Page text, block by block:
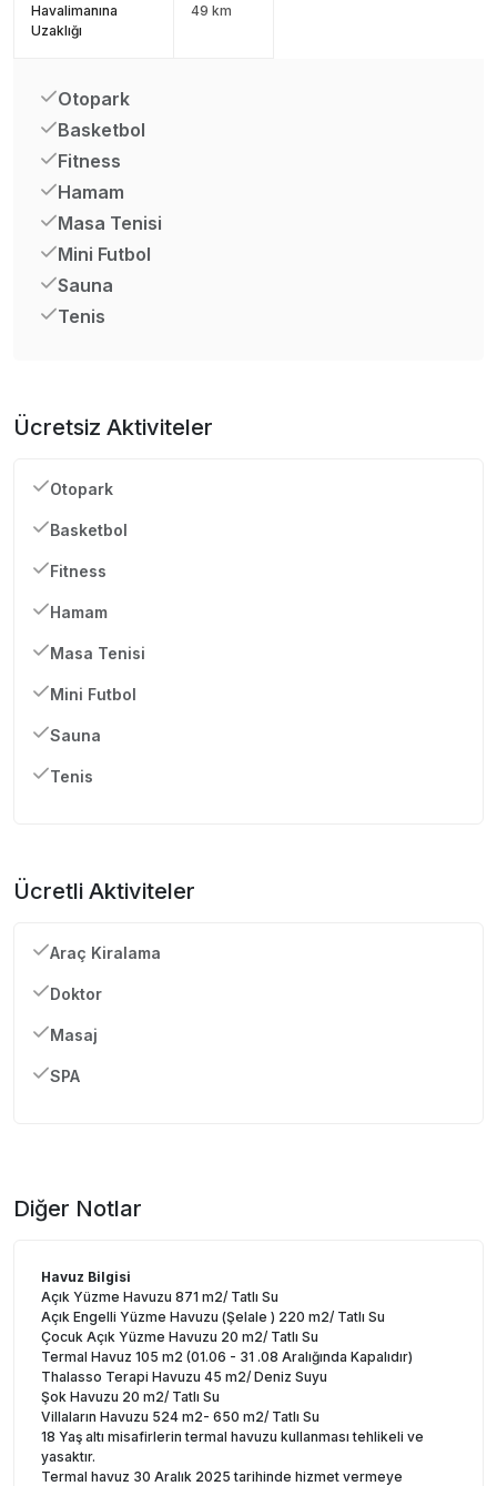
Havalimanına
Uzaklığı
49 km
Otopark
Basketbol
Fitness
Hamam
Masa Tenisi
Mini Futbol
Sauna
Tenis
Ücretsiz Aktiviteler
Otopark
Basketbol
Fitness
Hamam
Masa Tenisi
Mini Futbol
Sauna
Tenis
Ücretli Aktiviteler
Araç Kiralama
Doktor
Masaj
SPA
Diğer Notlar
Havuz Bilgisi
Açık Yüzme Havuzu 871 m2/ Tatlı Su
Açık Engelli Yüzme Havuzu (Şelale ) 220 m2/ Tatlı Su
Çocuk Açık Yüzme Havuzu 20 m2/ Tatlı Su
Termal Havuz 105 m2 (01.06 - 31 .08 Aralığında Kapalıdır)
Thalasso Terapi Havuzu 45 m2/ Deniz Suyu
Şok Havuzu 20 m2/ Tatlı Su
Villaların Havuzu 524 m2- 650 m2/ Tatlı Su
18 Yaş altı misafirlerin termal havuzu kullanması tehlikeli ve
yasaktır.
Termal havuz 30 Aralık 2025 tarihinde hizmet vermeye